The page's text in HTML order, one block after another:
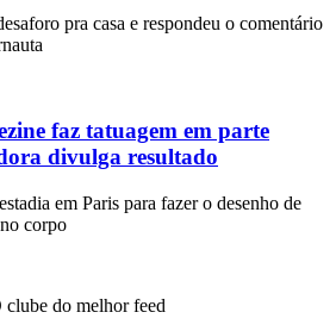
pra casa e respondeu o comentário
faz tatuagem em parte
divulga resultado
em Paris para fazer o desenho de
corpo
do melhor feed